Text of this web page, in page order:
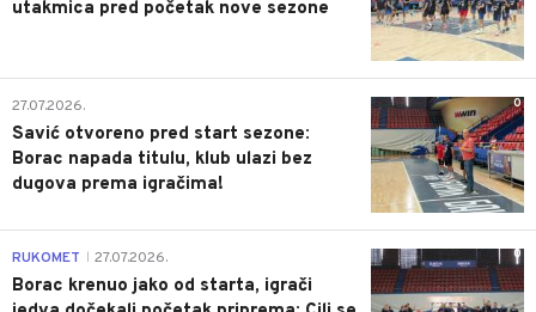
utakmica pred početak nove sezone
0
27.07.2026.
Savić otvoreno pred start sezone:
Borac napada titulu, klub ulazi bez
dugova prema igračima!
0
RUKOMET 27.07.2026.
Borac krenuo jako od starta, igrači